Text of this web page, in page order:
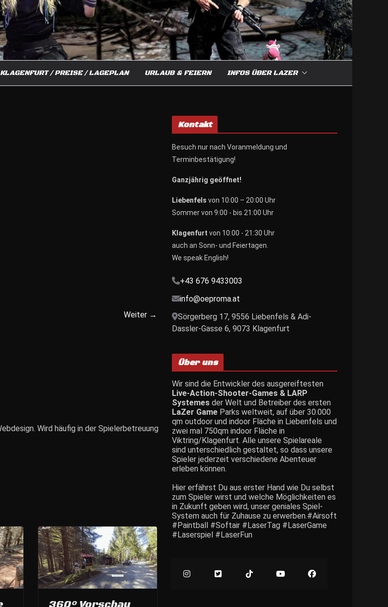
KLAGENFURT / PREISE / LAGEPLAN URLAUB & FEIERN INFOS ÜBER LAZER
Weiter →
Wird häufig in der Spielerbetreuung
Kontakt
Besuch nur nach Voranmeldung und
Terminbestätigung!
Ganzjährig geöffnet!
Liebenfels von 10:00 – 20:00 Uhr
Sommer von 9:00 - bis 21:00 Uhr
Klagenfurt von 10:00 - 21:30 Uhr
auch an Sonn- und Feiertagen.
We speak English!
+43 676 9433003
info@oeproma.at
Sörgerberg 17, 9556 Liebenfels & Adi-
Dassler-Gasse 6, 9073 Klagenfurt
Über uns
Wir sind die Entwickler des ausgereiftesten
Live-Action-Shooter-Games & LARP
Systemes der Welt und Betreiber des ersten
LaZer Game Parks weltweit, auf über 30.000
qm outdoor und indoor Fläche in Liebenfels und
zwei mal 750qm indoor Fläche in
Viktring/Klagenfurt. Alle unsere Spielareale
sind unterschiedlich gestaltet, so dass unsere
Spieler jederzeit verschiedene Abenteuer
erleben können.
Hier erfährst Du aus erster Hand wie Du selbst
zum Spieler wirst und welche Möglichkeiten es
in Zukunft geben wird, unser geniales Spiel-
System auch für Zuhause zu erwerben.#Airsoft
#Paintball #Softair #LaserTag #LaserGame
#Laserspiel #LaserFun